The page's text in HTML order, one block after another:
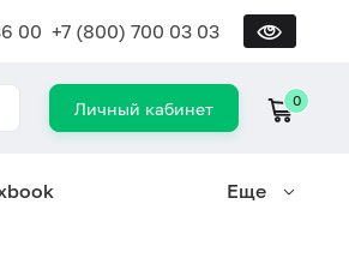
00 +7 (800) 700 03 03
Личный кабинет 0
Еще